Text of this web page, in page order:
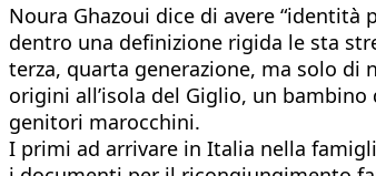
Noura Ghazoui dice di avere “identità
dentro una definizione rigida le sta
terza, quarta generazione, ma solo di
origini all’isola del Giglio, un
genitori marocchini.
I primi ad arrivare in Italia nella